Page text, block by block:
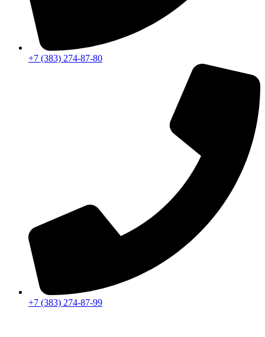
+7 (383) 274-87-80
+7 (383) 274-87-99